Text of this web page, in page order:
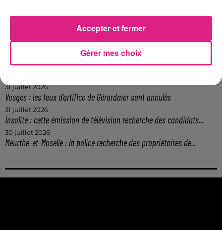
4 août 2026
Officiel : le lac de Madine reporte son feu d’artifice
4 août 2026
Eclipse Solaire du 12 août : où voir ce phénomène en Lorraine ?
31 juillet 2026
31 juillet 2026
Vosges : les feux d’artifice de Gérardmer sont annulés
31 juillet 2026
Insolite : cette émission de télévision recherche des candidats...
30 juillet 2026
Meurthe-et-Moselle : la police recherche des propriétaires de...
Gérer mes choix
Accepter et fermer